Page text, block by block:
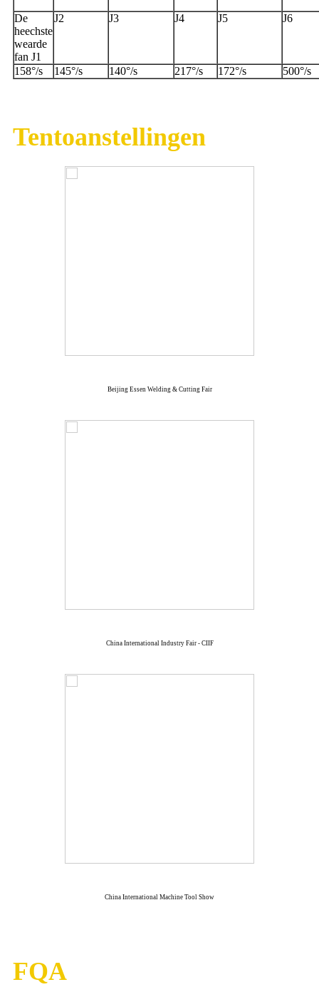
De
heechste
wearde
fan J1
J2 J3 J4 J5 J6
158°/s 145°/s 140°/s 217°/s 172°/s 500°/s
Tentoanstellingen
Beijing Essen Welding & Cutting Fair
China International Industry Fair - CIIF
China International Machine Tool Show
FQA